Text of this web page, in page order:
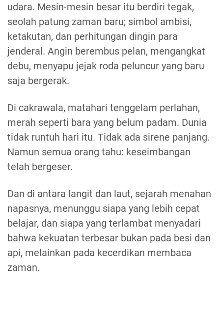
udara. Mesin-mesin besar itu berdiri tegak,
seolah patung zaman baru; simbol ambisi,
ketakutan, dan perhitungan dingin para
jenderal. Angin berembus pelan, mengangkat
debu, menyapu jejak roda peluncur yang baru
saja bergerak.
Di cakrawala, matahari tenggelam perlahan,
merah seperti bara yang belum padam. Dunia
tidak runtuh hari itu. Tidak ada sirene panjang.
Namun semua orang tahu: keseimbangan
telah bergeser.
Dan di antara langit dan laut, sejarah menahan
napasnya, menunggu siapa yang lebih cepat
belajar, dan siapa yang terlambat menyadari
bahwa kekuatan terbesar bukan pada besi dan
api, melainkan pada kecerdikan membaca
zaman.